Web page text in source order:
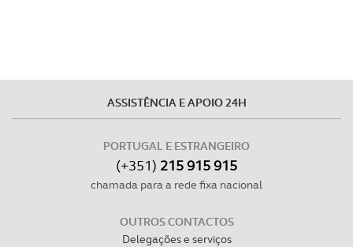
consentimento e quando tal se afigure estritamente
necessário no contexto dos serviços a prestar.
experiência de navegação no Website e nos serviços
Consulte a política de cookies do site.
ASSISTÊNCIA E APOIO 24H
PORTUGAL E ESTRANGEIRO
(+351) 215 915 915
chamada para a rede fixa nacional
OUTROS CONTACTOS
Delegações e serviços